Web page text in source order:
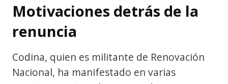
Motivaciones detrás de la
renuncia
Codina, quien es militante de Renovación
Nacional, ha manifestado en varias